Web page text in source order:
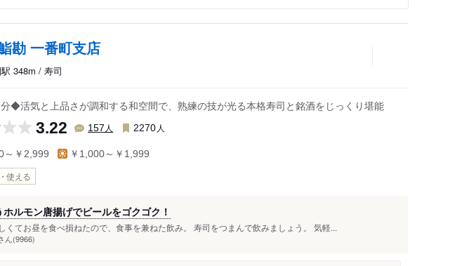
勘 一番町支店
348m / 寿司
◆活気と上品さが調和する和空間で、熟練の技が光る本格寿司と銘酒をじっくり堪能
3.22 157 人 2270 人
～￥2,999 ￥1,000～￥1,999
使える
ホルモン唐揚げでビールをゴクゴク！
くてお昼を食べ損ねたので、食事を兼ねた飲み。 寿司をつまんで飲みましょう。 気軽...
ん(9966)